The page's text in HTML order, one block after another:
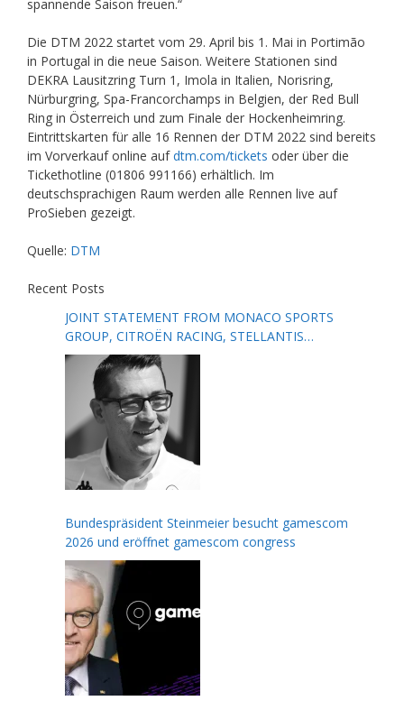
spannende Saison freuen.“
Die DTM 2022 startet vom 29. April bis 1. Mai in Portimão
in Portugal in die neue Saison. Weitere Stationen sind
DEKRA Lausitzring Turn 1, Imola in Italien, Norisring,
Nürburgring, Spa-Francorchamps in Belgien, der Red Bull
Ring in Österreich und zum Finale der Hockenheimring.
Eintrittskarten für alle 16 Rennen der DTM 2022 sind bereits
im Vorverkauf online aufdtm.com/tickets oder über die
Tickethotline (01806 991166) erhältlich. Im
deutschsprachigen Raum werden alle Rennen live auf
ProSieben gezeigt.
Quelle: DTM
Recent Posts
JOINT STATEMENT FROM MONACO SPORTS
GROUP, CITROËN RACING, STELLANTIS
MOTORSPORT, FORMULA E AND THE FIA
Bundespräsident Steinmeier besucht gamescom
2026 und eröffnet gamescom congress